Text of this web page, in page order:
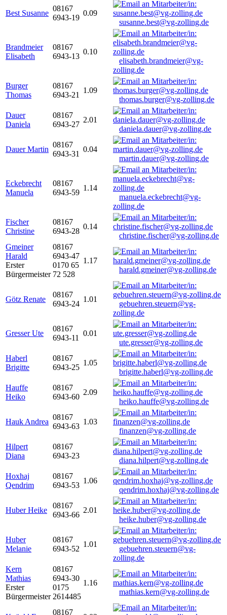
Best Susanne
08167
6943-19
0.09
susanne.best@vg-zolling.de
Brandmeier
Elisabeth
08167
6943-13
0.10
elisabeth.brandmeier@vg-
zolling.de
Burger
Thomas
08167
6943-21
1.09
thomas.burger@vg-zolling.de
Dauer
Daniela
08167
6943-27
2.01
daniela.dauer@vg-zolling.de
Dauer Martin
08167
6943-31
0.04
martin.dauer@vg-zolling.de
Eckebrecht
Manuela
08167
6943-59
1.14
manuela.eckebrecht@vg-
zolling.de
Fischer
Christine
08167
6943-28
0.14
christine.fischer@vg-zolling.de
Gmeiner
Harald
Erster
Bürgermeister
08167
6943-47
0170 65
72 528
1.17
harald.gmeiner@vg-zolling.de
Götz Renate
08167
6943-24
1.01
gebuehren.steuern@vg-
zolling.de
Gresser Ute
08167
6943-11
0.01
ute.gresser@vg-zolling.de
Haberl
Brigitte
08167
6943-25
1.05
brigitte.haberl@vg-zolling.de
Hauffe
Heiko
08167
6943-60
2.09
heiko.hauffe@vg-zolling.de
Hauk Andrea
08167
6943-63
1.03
finanzen@vg-zolling.de
Hilpert
Diana
08167
6943-23
diana.hilpert@vg-zolling.de
Hoxhaj
Qendrim
08167
6943-53
1.06
qendrim.hoxhaj@vg-zolling.de
Huber Heike
08167
6943-66
2.01
heike.huber@vg-zolling.de
Huber
Melanie
08167
6943-52
1.01
gebuehren.steuern@vg-
zolling.de
Kern
Mathias
Erster
Bürgermeister
08167
6943-30
0175
2614485
1.16
mathias.kern@vg-zolling.de
08167